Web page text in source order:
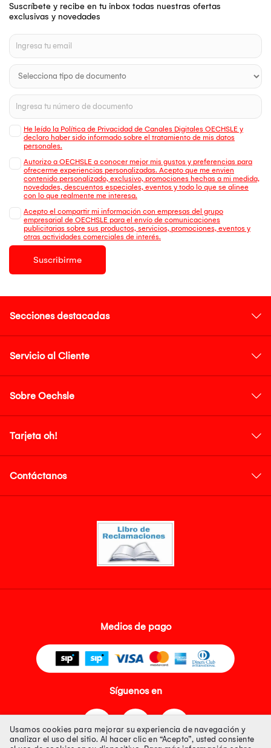
Suscríbete y recibe en tu inbox todas nuestras ofertas
exclusivas y novedades
He leído la Política de Privacidad de Canales Digitales OECHSLE y
declaro haber sido informado sobre el tratamiento de mis datos
personales.
Autorizo a OECHSLE a conocer mejor mis gustos y preferencias para
ofrecerme experiencias personalizadas. Acepto que me envien
contenido personalizado, exclusivo, promociones hechas a mi medida,
novedades, descuentos especiales, eventos y todo lo que se alinee
con lo que realmente me interesa.
Acepto el compartir mi información con empresas del grupo
empresarial de OECHSLE para el envío de comunicaciones
publicitarias sobre sus productos, servicios, promociones, eventos y
otras actividades comerciales de interés.
Suscribirme
Secciones destacadas
Servicio al Cliente
Sobre Oechsle
Tarjeta oh!
Contáctanos
Medios de pago
Síguenos en
Usamos cookies para mejorar su experiencia de navegación y
analizar el uso del sitio. Al hacer clic en “Acepto”, usted consiente